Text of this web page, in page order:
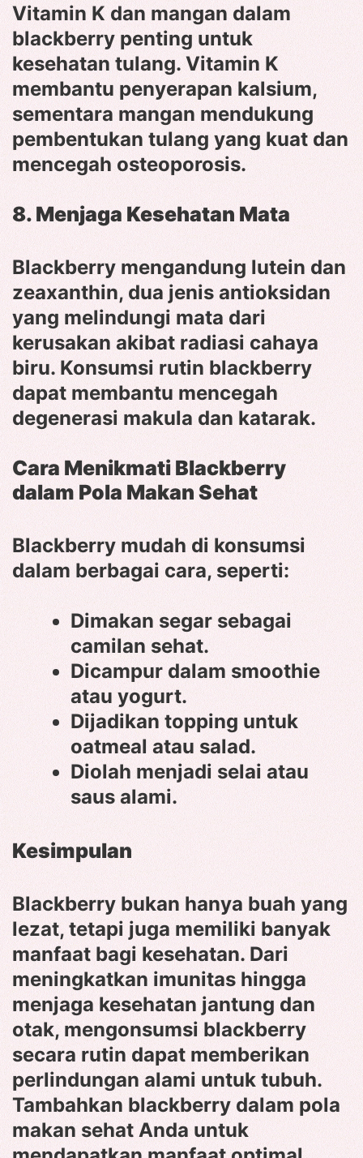
Vitamin K dan mangan dalam
blackberry penting untuk
kesehatan tulang. Vitamin K
membantu penyerapan kalsium,
sementara mangan mendukung
pembentukan tulang yang kuat dan
mencegah osteoporosis.
8. Menjaga Kesehatan Mata
Blackberry mengandung lutein dan
zeaxanthin, dua jenis antioksidan
yang melindungi mata dari
kerusakan akibat radiasi cahaya
biru. Konsumsi rutin blackberry
dapat membantu mencegah
degenerasi makula dan katarak.
Cara Menikmati Blackberry
dalam Pola Makan Sehat
Blackberry mudah di konsumsi
dalam berbagai cara, seperti:
Dimakan segar sebagai
camilan sehat.
Dicampur dalam smoothie
atau yogurt.
Dijadikan topping untuk
oatmeal atau salad.
Diolah menjadi selai atau
saus alami.
Kesimpulan
Blackberry bukan hanya buah yang
lezat, tetapi juga memiliki banyak
manfaat bagi kesehatan. Dari
meningkatkan imunitas hingga
menjaga kesehatan jantung dan
otak, mengonsumsi blackberry
secara rutin dapat memberikan
perlindungan alami untuk tubuh.
Tambahkan blackberry dalam pola
makan sehat Anda untuk